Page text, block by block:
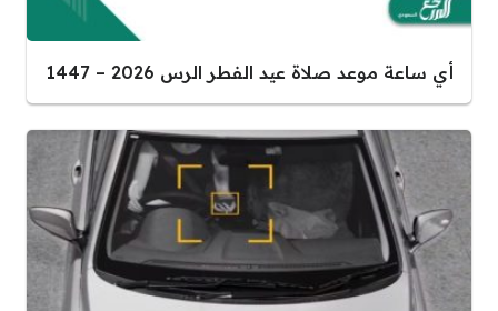
أي ساعة موعد صلاة عيد الفطر الرس 2026 – 1447